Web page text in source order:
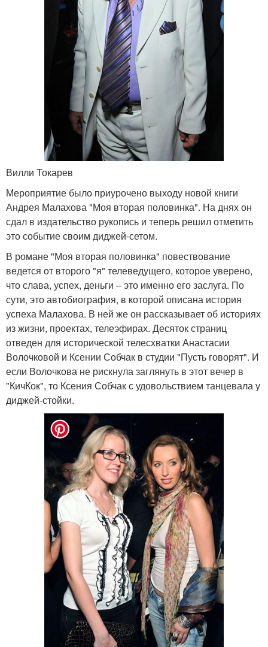
Вилли Токарев
Мероприятие было приурочено выходу новой книги
Андрея Малахова "Моя вторая половинка". На днях он
сдал в издательство рукопись и теперь решил отметить
это событие своим диджей-сетом.
В романе "Моя вторая половинка" повествование
ведется от второго "я" телеведущего, которое уверено,
что слава, успех, деньги – это именно его заслуга. По
сути, это автобиография, в которой описана история
успеха Малахова. В ней же он рассказывает об историях
из жизни, проектах, телеэфирах. Десяток страниц
отведен для исторической телесхватки Анастасии
Волочковой и Ксении Собчак в студии "Пусть говорят". И
если Волочкова не рискнула заглянуть в этот вечер в
"КичКок", то Ксения Собчак с удовольствием танцевала у
диджей-стойки.